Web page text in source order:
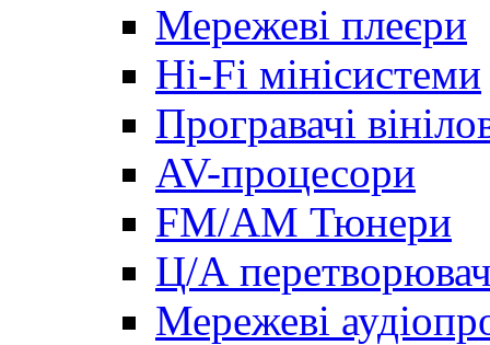
Мережеві плеєри
Hi-Fi мінісистеми
Програвачі
AV-процесори
FM/AM Тюнери
Ц/А
Мережеві